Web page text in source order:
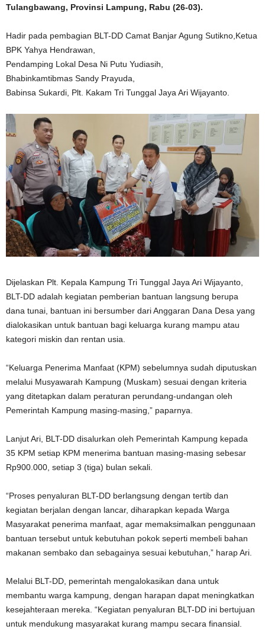
Tulangbawang, Provinsi Lampung, Rabu (26-03).
Hadir pada pembagian BLT-DD Camat Banjar Agung Sutikno,Ketua
BPK Yahya Hendrawan,
Pendamping Lokal Desa Ni Putu Yudiasih,
Bhabinkamtibmas Sandy Prayuda,
Babinsa Sukardi, Plt. Kakam Tri Tunggal Jaya Ari Wijayanto.
Dijelaskan Plt. Kepala Kampung Tri Tunggal Jaya Ari Wijayanto,
BLT-DD adalah kegiatan pemberian bantuan langsung berupa
dana tunai, bantuan ini bersumber dari Anggaran Dana Desa yang
dialokasikan untuk bantuan bagi keluarga kurang mampu atau
kategori miskin dan rentan usia.
“Keluarga Penerima Manfaat (KPM) sebelumnya sudah diputuskan
melalui Musyawarah Kampung (Muskam) sesuai dengan kriteria
yang ditetapkan dalam peraturan perundang-undangan oleh
Pemerintah Kampung masing-masing,” paparnya.
Lanjut Ari, BLT-DD disalurkan oleh Pemerintah Kampung kepada
35 KPM setiap KPM menerima bantuan masing-masing sebesar
Rp900.000, setiap 3 (tiga) bulan sekali.
“Proses penyaluran BLT-DD berlangsung dengan tertib dan
kegiatan berjalan dengan lancar, diharapkan kepada Warga
Masyarakat penerima manfaat, agar memaksimalkan penggunaan
bantuan tersebut untuk kebutuhan pokok seperti membeli bahan
makanan sembako dan sebagainya sesuai kebutuhan,” harap Ari.
Melalui BLT-DD, pemerintah mengalokasikan dana untuk
membantu warga kampung, dengan harapan dapat meningkatkan
kesejahteraan mereka. “Kegiatan penyaluran BLT-DD ini bertujuan
untuk mendukung masyarakat kurang mampu secara finansial.